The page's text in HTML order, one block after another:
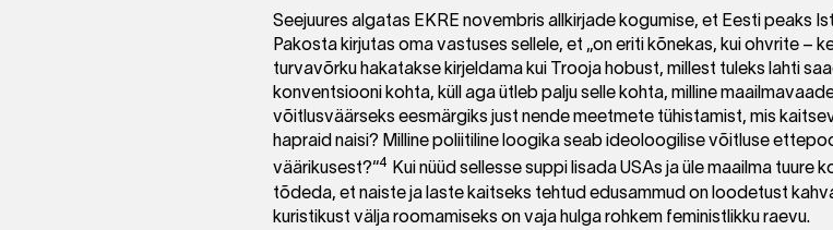
Seejuures algatas EKRE novembris allkirjade kogumise, et Eesti peaks
Pakosta kirjutas oma vastuses sellele, et „on eriti kõnekas, kui ohvrite –
turvavõrku hakatakse kirjeldama kui Trooja hobust, millest tuleks lahti
konventsiooni kohta, küll aga ütleb palju selle kohta, milline
võitlusväärseks eesmärgiks just nende meetmete tühistamist, mis
hapraid naisi? Milline poliitiline loogika seab ideoloogilise võitluse
väärikusest?“4
Kui nüüd sellesse suppi lisada USAs ja üle maailma
tõdeda, et naiste ja laste kaitseks tehtud edusammud on loodetust
kuristikust välja roomamiseks on vaja hulga rohkem feministlikku raevu.